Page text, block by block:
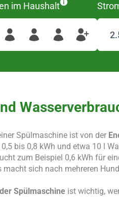
im Haushalt
Spülmaschine ist von der
0,5 bis 0,8 kWh und etwa 10 l
zum Beispiel 0,6 kWh für
macht sich nach mehreren
Spülmaschine ist wichtig,